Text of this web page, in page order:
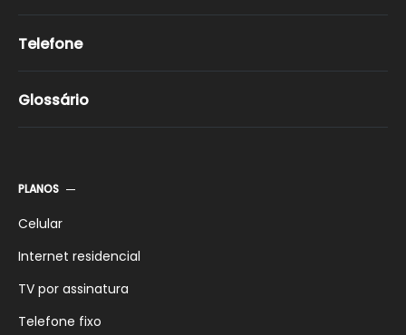
Telefone
Glossário
PLANOS
Celular
Internet residencial
TV por assinatura
Telefone fixo